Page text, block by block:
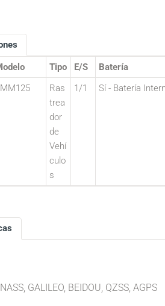
Tipo E/S Batería
Ras
trea
dor
de
Vehí
culo
s
1/1 Sí - Batería
GALILEO, BEIDOU, QZSS, AGPS